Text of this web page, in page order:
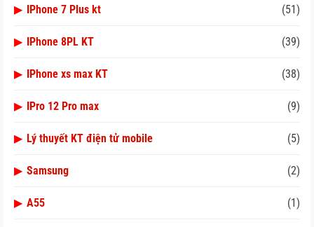
▶ IPhone 7 Plus kt (51)
▶ IPhone 8PL KT (39)
▶ IPhone xs max KT (38)
▶ IPro 12 Pro max (9)
▶ Lý thuyết KT điện tử mobile (5)
▶ Samsung (2)
▶ A55 (1)